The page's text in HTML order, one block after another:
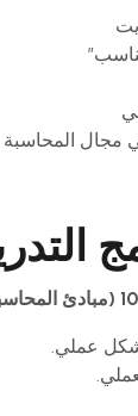
مجال المحاسبة
عملي.